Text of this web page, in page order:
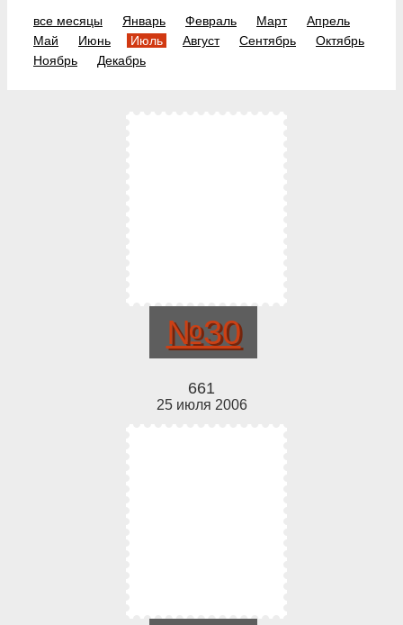
все месяцы Январь Февраль Март
Апрель
Май
Июнь Июль Август Сентябрь
Октябрь
Ноябрь
Декабрь
№30
661
25 июля 2006